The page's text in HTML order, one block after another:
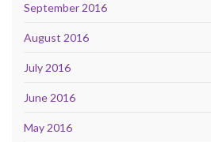
September 2016
August 2016
July 2016
June 2016
May 2016